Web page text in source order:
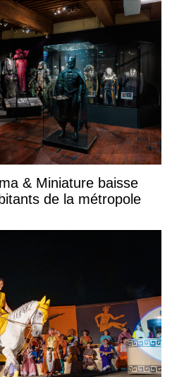
& Miniature baisse
de la métropole